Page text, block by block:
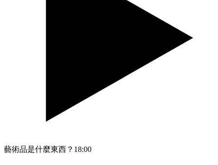
藝術品是什麼東西？ 18:00